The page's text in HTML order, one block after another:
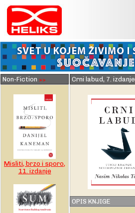
Non-Fiction >>
Misliti, brzo i sporo,
11. izdanje
Crni labud, 7. izdanje
OPIS KNJIGE